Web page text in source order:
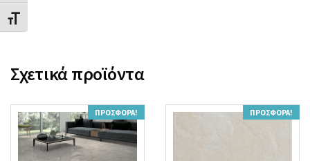
Εναλλαγή Μεγέθους Γραμμάτων
Σχετικά προϊόντα
ΠΡΟΣΦΟΡΆ! ΠΡΟΣΦΟΡΆ!